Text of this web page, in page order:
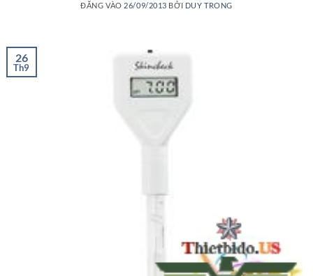
ĐĂNG VÀO 26/09/2013 BỞI DUY TRONG
26
Th9